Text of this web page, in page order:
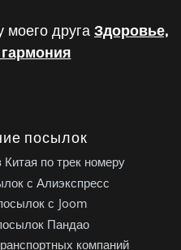
моего друга Здоровье,
посылок
по трек номеру
с Алиэкспресс
с Joom
Пандао
компаний